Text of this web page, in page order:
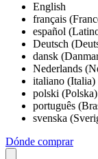
English
français
español
Deutsch
dansk
Nederlands
italiano (Italia)
polski (Polska)
português
svenska
Dónde comprar